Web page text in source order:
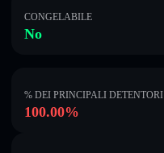
CONGELABILE
No
% DEI PRINCIPALI DETENTORI
100.00%